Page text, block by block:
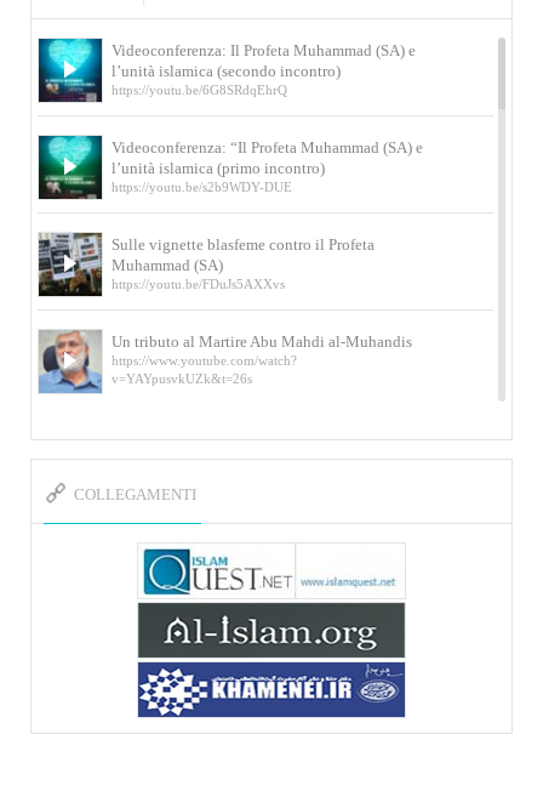
Videoconferenza: Il Profeta Muhammad (SA) e
l’unità islamica (secondo incontro)
https://youtu.be/6G8SRdqEhrQ
Videoconferenza: “Il Profeta Muhammad (SA) e
l’unità islamica (primo incontro)
https://youtu.be/s2b9WDY-DUE
Sulle vignette blasfeme contro il Profeta
Muhammad (SA)
https://youtu.be/FDuJs5AXXvs
Un tributo al Martire Abu Mahdi al-Muhandis
https://www.youtube.com/watch?
v=YAYpusvkUZk&t=26s
L’Abluzione rituale (wudu) secondo l’Imam Alì
e l’Imam Khomeini
della figlia di un martire
https://www.youtube.com/watch?
v=-5nPSxbf9l0&t=103s
Sheykh Abbas Di Palma sui martiri Qassem
Soleimani e Abu Mahdi Al-Muhandis
https://youtu.be/Y6SIP2PIht4 Video del discorso tenuto
dallo Sheykh Abbas Di Palma in ...
COLLEGAMENTI